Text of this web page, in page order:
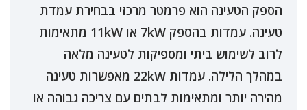
הספק הטעינה הוא פרמטר מרכזי בבחירת עמדת
טעינה. עמדות בהספק 7kW או 11kW מתאימות
לרוב לשימוש ביתי ומספיקות לטעינה מלאה
במהלך הלילה. עמדות 22kW מאפשרות טעינה
מהירה יותר ומתאימות לבתים עם צריכה גבוהה או